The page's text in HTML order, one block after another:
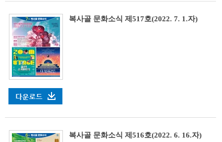
복사골 문화소식 제517호(2022. 7. 1.자)
복사골 문화소식 제516호(2022. 6. 16.자)